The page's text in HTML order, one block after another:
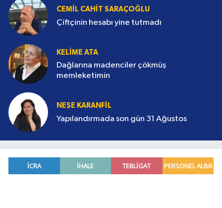
CEMIL CAHIT SARAÇOĞLU
Çiftçinin hesabı yine tutmadı
KELIME ATA
Dağlarına madenciler çökmüş
memleketimin
NEŞE KARANFİL
Yapılandırmada son gün 31 Ağustos